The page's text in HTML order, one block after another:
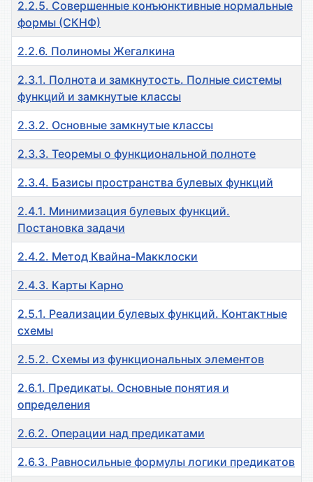
2.2.5. Совершенные конъюнктивные нормальные
формы (СКНФ)
2.2.6. Полиномы Жегалкина
2.3.1. Полнота и замкнутость. Полные системы
функций и замкнутые классы
2.3.2. Основные замкнутые классы
2.3.3. Теоремы о функциональной полноте
2.3.4. Базисы пространства булевых функций
2.4.1. Минимизация булевых функций.
Постановка задачи
2.4.2. Метод Квайна-Макклоски
2.4.3. Карты Карно
2.5.1. Реализации булевых функций. Контактные
схемы
2.5.2. Схемы из функциональных элементов
2.6.1. Предикаты. Основные понятия и
определения
2.6.2. Операции над предикатами
2.6.3. Равносильные формулы логики предикатов